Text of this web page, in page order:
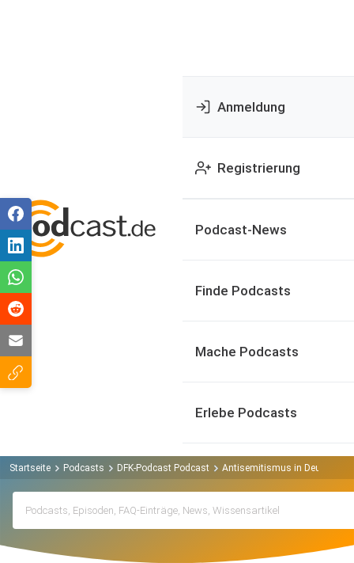
Anmeldung
Registrierung
Podcast-News
Finde Podcasts
Mache Podcasts
Erlebe Podcasts
Startseite Podcasts DFK-Podcast Podcast Antisemitismus in